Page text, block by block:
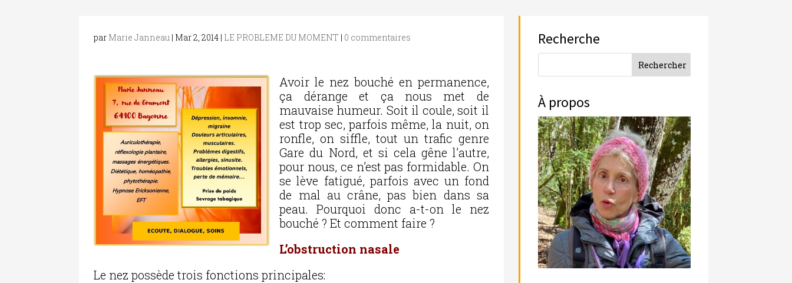
par Marie Janneau | Mar 2, 2014 | LE PROBLEME DU MOMENT | 0 commentaires
Avoir le nez bouché en permanence,
ça dérange et ça nous met de
mauvaise humeur. Soit il coule, soit il
est trop sec, parfois même, la nuit, on
ronfle, on siffle, tout un trafic genre
Gare du Nord, et si cela gêne l’autre,
pour nous, ce n’est pas formidable. On
se lève fatigué, parfois avec un fond
de mal au crâne, pas bien dans sa
peau. Pourquoi donc a-t-on le nez
bouché ? Et comment faire ?
L’obstruction nasale
Le nez possède trois fonctions principales:
Recherche
À propos